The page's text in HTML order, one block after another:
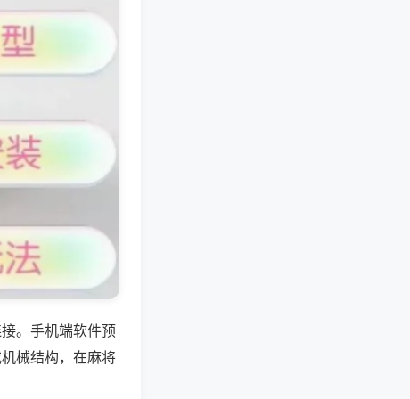
。手机端软件预
械结构，在麻将